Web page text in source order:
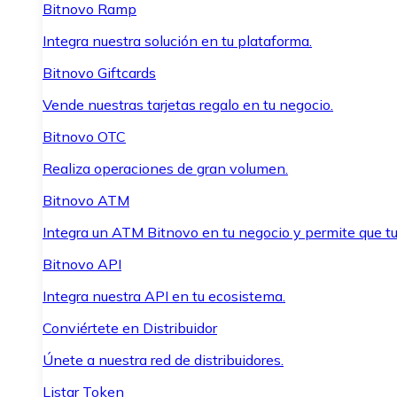
Bitnovo Ramp
Integra nuestra solución en tu plataforma.
Bitnovo Giftcards
Vende nuestras tarjetas regalo en tu negocio.
Bitnovo OTC
Realiza operaciones de gran volumen.
Bitnovo ATM
Integra un ATM Bitnovo en tu negocio y permite que
Bitnovo API
Integra nuestra API en tu ecosistema.
Conviértete en Distribuidor
Únete a nuestra red de distribuidores.
Listar Token